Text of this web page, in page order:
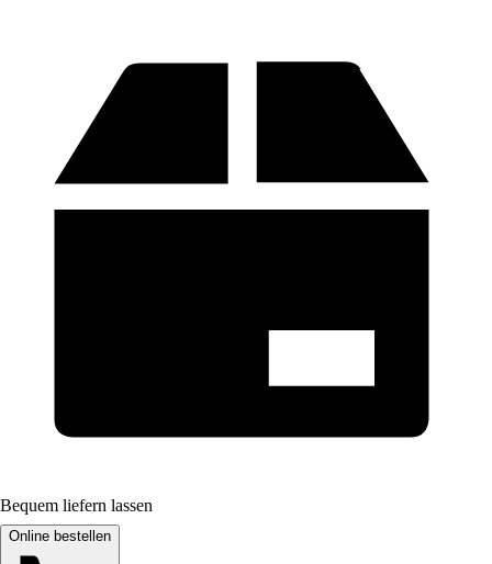
Bequem liefern lassen
Online bestellen